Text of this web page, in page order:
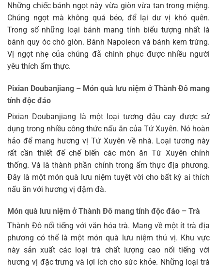
Những chiếc bánh ngọt này vừa giòn vừa tan trong miệng.
Chúng ngọt mà không quá béo, để lại dư vị khó quên.
Trong số những loại bánh mang tính biểu tượng nhất là
bánh quy óc chó giòn. Bánh Napoleon và bánh kem trứng.
Vị ngọt nhẹ của chúng đã chinh phục được nhiều người
yêu thích ẩm thực.
Pixian Doubanjiang – Món quà lưu niệm ở Thành Đô mang
tính độc đáo
Pixian Doubanjiang là một loại tương đậu cay được sử
dụng trong nhiều công thức nấu ăn của Tứ Xuyên. Nó hoàn
hảo để mang hương vị Tứ Xuyên về nhà. Loại tương này
rất cần thiết để chế biến các món ăn Tứ Xuyên chính
thống. Và là thành phần chính trong ẩm thực địa phương.
Đây là một món quà lưu niệm tuyệt vời cho bất kỳ ai thích
nấu ăn với hương vị đậm đà.
Món quà lưu niệm ở Thành Đô mang tính độc đáo – Trà
Thành Đô nổi tiếng với văn hóa trà. Mang về một ít trà địa
phương có thể là một món quà lưu niệm thú vị. Khu vực
này sản xuất các loại trà chất lượng cao nổi tiếng với
hương vị đặc trưng và lợi ích cho sức khỏe. Những loại trà